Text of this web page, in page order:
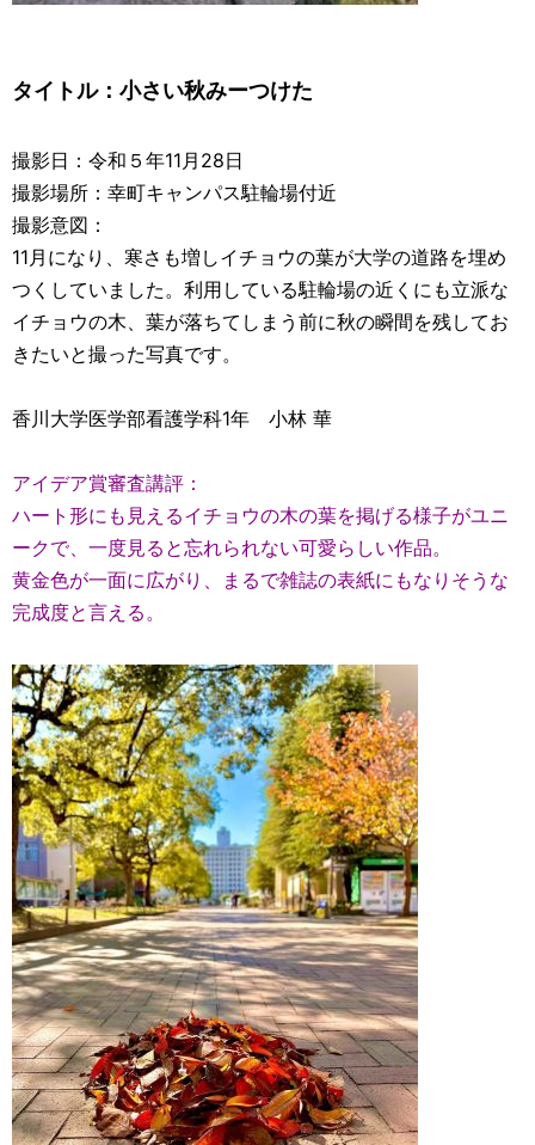
タイトル： 小さい秋みーつけた
撮影日：令和５年11月28日
撮影場所：幸町キャンパス駐輪場付近
撮影意図：
11月になり、寒さも増しイチョウの葉が大学の道路を埋め
つくしていました。利用している駐輪場の近くにも立派な
イチョウの木、葉が落ちてしまう前に秋の瞬間を残してお
きたいと撮った写真です。
香川大学医学部看護学科1年 小林 華
アイデア賞審査講評：
ハート形にも見えるイチョウの木の葉を掲げる様子がユニ
ークで、一度見ると忘れられない可愛らしい作品。
黄金色が一面に広がり、まるで雑誌の表紙にもなりそうな
完成度と言える。